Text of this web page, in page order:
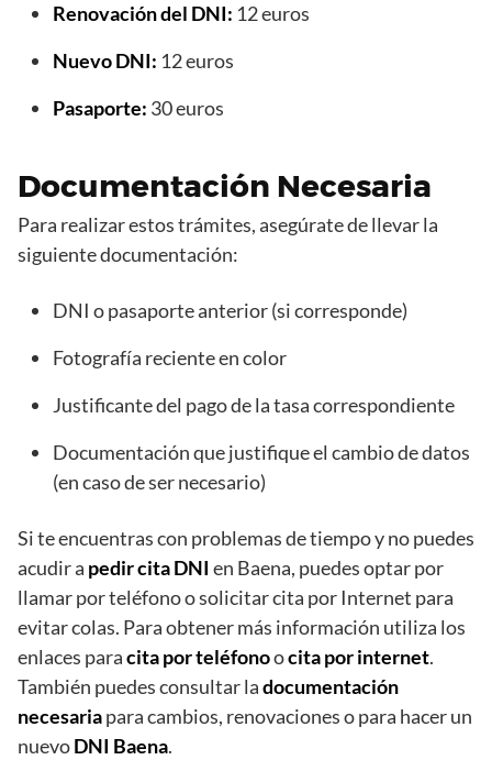
Renovación del DNI: 12 euros
Nuevo DNI: 12 euros
Pasaporte: 30 euros
Documentación Necesaria
Para realizar estos trámites, asegúrate de llevar la
siguiente documentación:
DNI o pasaporte anterior (si corresponde)
Fotografía reciente en color
Justificante del pago de la tasa correspondiente
Documentación que justifique el cambio de datos
(en caso de ser necesario)
Si te encuentras con problemas de tiempo y no puedes
acudir a pedir cita DNI en Baena, puedes optar por
llamar por teléfono o solicitar cita por Internet para
evitar colas. Para obtener más información utiliza los
enlaces paracita por teléfonoocita por internet.
También puedes consultar ladocumentación
necesariapara cambios, renovaciones o para hacer un
nuevoDNI Baena.